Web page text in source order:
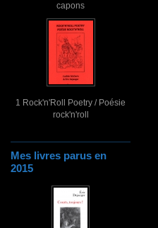
capons
1 Rock'n'Roll Poetry / Poésie
rock'n'roll
Mes livres parus en
2015